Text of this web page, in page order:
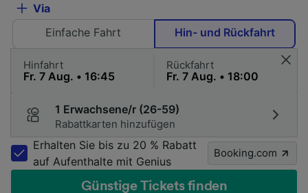
Via
Einfache Fahrt
Hin- und Rückfahrt
Hinfahrt Rückfahrt
1 Erwachsene/r (26-59)
Rabattkarten hinzufügen
Erhalten Sie bis zu 20 % Rabatt
auf Aufenthalte mit Genius
Booking.com
Günstige Tickets finden